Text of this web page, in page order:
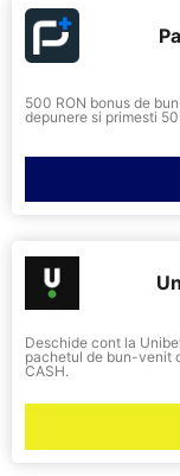
500 RON bonus de
depunere si primesti
Deschide cont la
pachetul de bun-venit
CASH.